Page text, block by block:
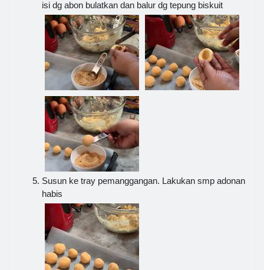
isi dg abon bulatkan dan balur dg tepung biskuit
Susun ke tray pemanggangan. Lakukan smp adonan
habis